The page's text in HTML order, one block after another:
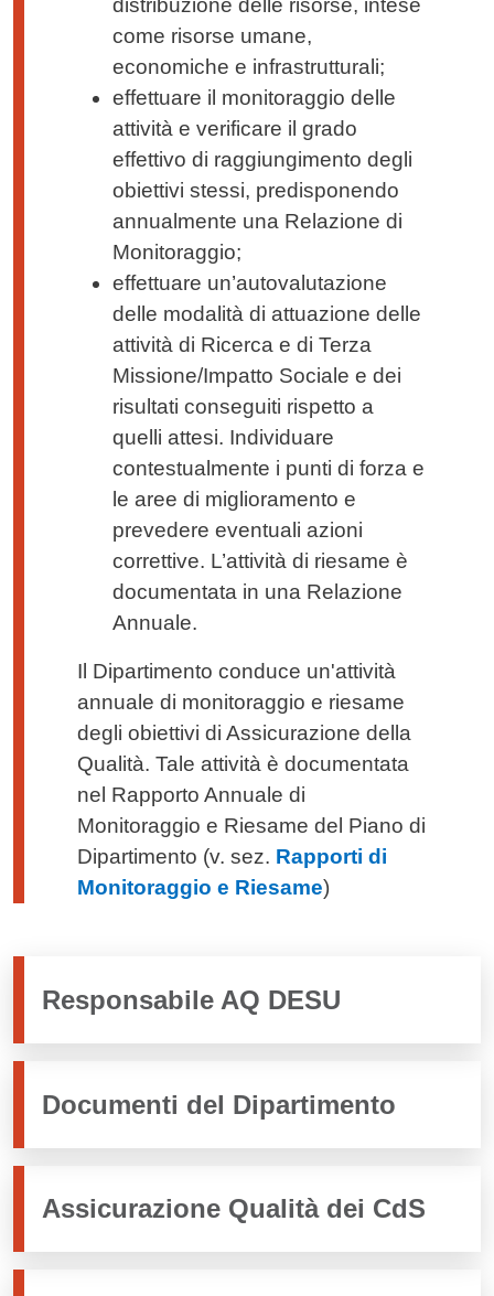
distribuzione delle risorse, intese
come risorse umane,
economiche e infrastrutturali;
effettuare il monitoraggio delle
attività e verificare il grado
effettivo di raggiungimento degli
obiettivi stessi, predisponendo
annualmente una Relazione di
Monitoraggio;
effettuare un’autovalutazione
delle modalità di attuazione delle
attività di Ricerca e di Terza
Missione/Impatto Sociale e dei
risultati conseguiti rispetto a
quelli attesi. Individuare
contestualmente i punti di forza e
le aree di miglioramento e
prevedere eventuali azioni
correttive. L’attività di riesame è
documentata in una Relazione
Annuale.
Il Dipartimento conduce un'attività
annuale di monitoraggio e riesame
degli obiettivi di Assicurazione della
Qualità. Tale attività è documentata
nel Rapporto Annuale di
Monitoraggio e Riesame del Piano di
Dipartimento (v. sez. Rapporti di
Monitoraggio e Riesame)
Responsabile AQ DESU
Documenti del Dipartimento
Assicurazione Qualità dei CdS